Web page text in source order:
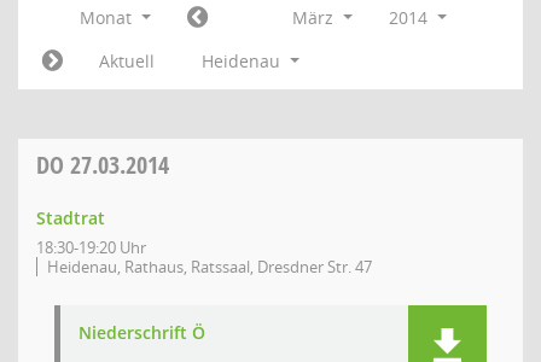
Monat März
2014
Aktuell
Heidenau
DO 27.03.2014
Stadtrat
18:30-19:20 Uhr
Heidenau, Rathaus, Ratssaal, Dresdner Str. 47
Niederschrift Ö